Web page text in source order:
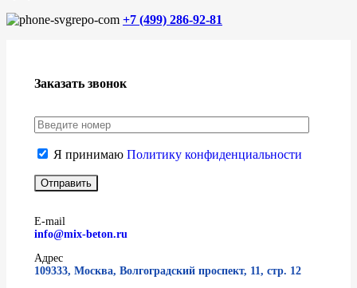
+7 (499) 286-92-81
Заказать звонок
Я принимаю Политику конфиденциальности
E-mail
info@mix-beton.ru
Адрес
109333, Москва, Волгоградский проспект, 11, стр. 12